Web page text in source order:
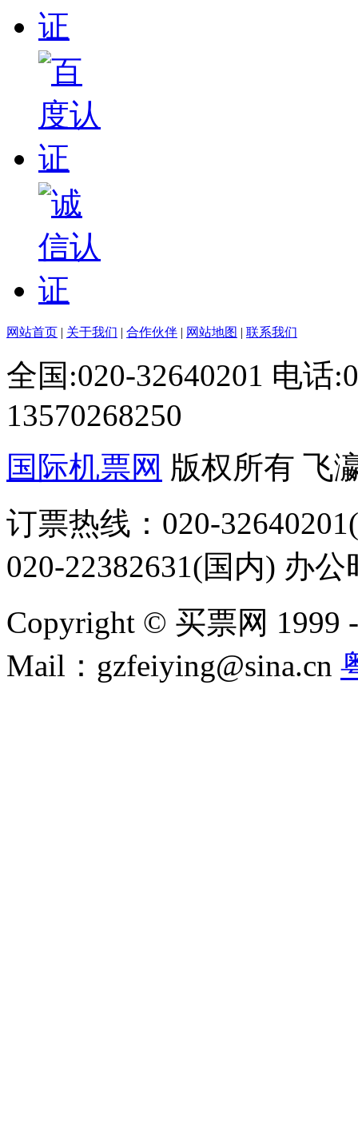
网站首页 | 关于我们 | 合作伙伴 | 网站地图 | 联系我们
全国:020-32640201 电话
13570268250
国际机票网 版权所有 飞
订票热线：020-
020-22382631(国内) 办
Copyright © 买票网 1999
Mail：gzfeiying@sina.cn